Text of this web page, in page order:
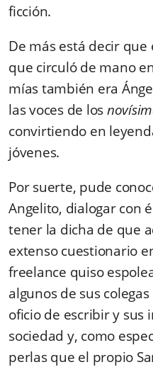
ficción.
De más está decir
que circuló de mano
mías también era
las voces de los
convirtiendo en
jóvenes.
Por suerte, pude
Angelito, dialogar con
tener la dicha de que
extenso cuestionario
freelance quiso
algunos de sus
oficio de escribir y sus
sociedad y, como
perlas que el propio